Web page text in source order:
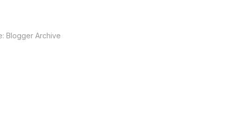
Blogger Archive